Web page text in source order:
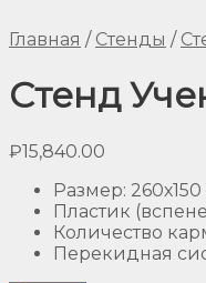
Главная / Стенды /
Стенд
₽15,840.00
Размер:
Пластик
Количество
Перекидная